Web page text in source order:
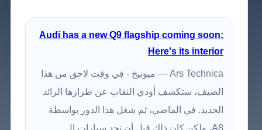
Audi has a new Q9 flagship coming soon:
Here's its interior
Ars Technica — ميونيخ - في وقت لاحق من هذا
الصيف، ستكشف أودي النقاب عن طرازها الرائد
الجديد. في الماضي، تم شغل هذا الدور بواسطة
A8، ولكن كان ذلك قبل أن تجد سيارات ال...